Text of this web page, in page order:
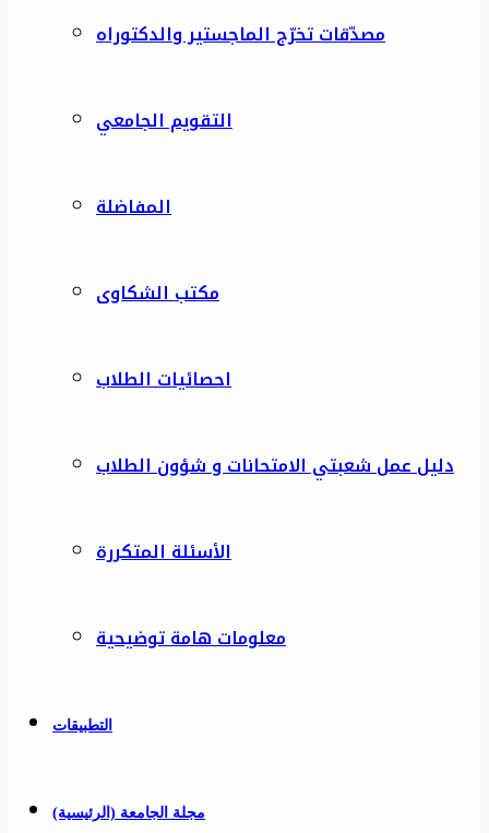
مصدّقات تخرّج الماجستير والدكتوراه
التقويم الجامعي
المفاضلة
مكتب الشكاوى
احصائيات الطلاب
دليل عمل شعبتي الامتحانات و شؤون الطلاب
الأسئلة المتكررة
معلومات هامة توضيحية
التطبيقات
مجلة الجامعة (الرئيسية)